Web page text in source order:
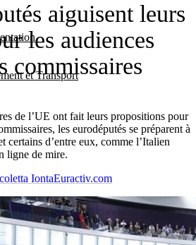
et Transport
aiguisent leurs
les audiences
commissaires
de l’UE ont fait leurs propositions pour
les eurodéputés se préparent à
certains d’entre eux, comme l’Italien
ligne de mire.
IontaEuractiv.com